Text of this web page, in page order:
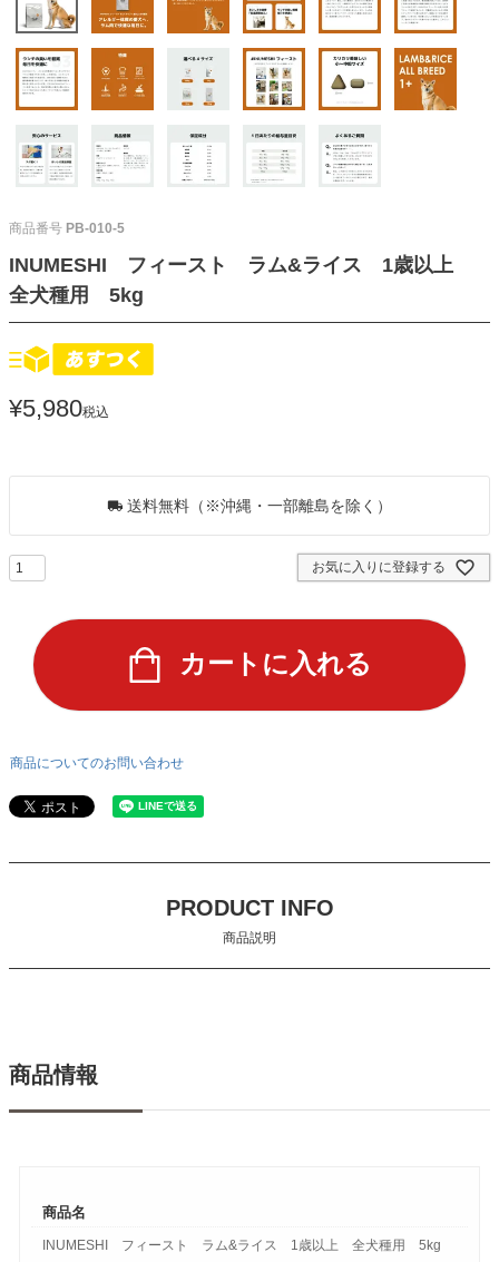
商品番号 PB-010-5
INUMESHI フィースト ラム&ライス 1歳以上
全犬種用 5kg
¥5,980税込
送料無料（※沖縄・一部離島を除く）
お気に入りに登録する
カートに入れる
商品についてのお問い合わせ
PRODUCT INFO
商品説明
商品情報
商品名
INUMESHI フィースト ラム&ライス 1歳以上 全犬種用 5kg